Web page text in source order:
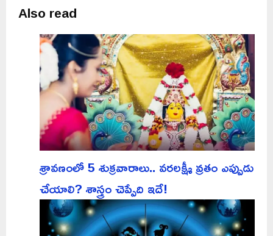
Also read
శ్రావణంలో 5 శుక్రవారాలు.. వరలక్ష్మీ వ్రతం ఎప్పుడు
చేయాలి? శాస్త్రం చెప్పేది ఇదే!